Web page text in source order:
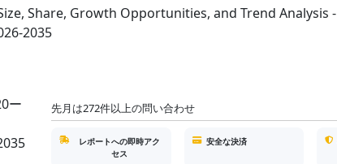
Share, Growth Opportunities, and Trend Analysis -
2035
ー
先月は272件以上の問い合わせ
レポートへの即時アク
セス
安全な決済